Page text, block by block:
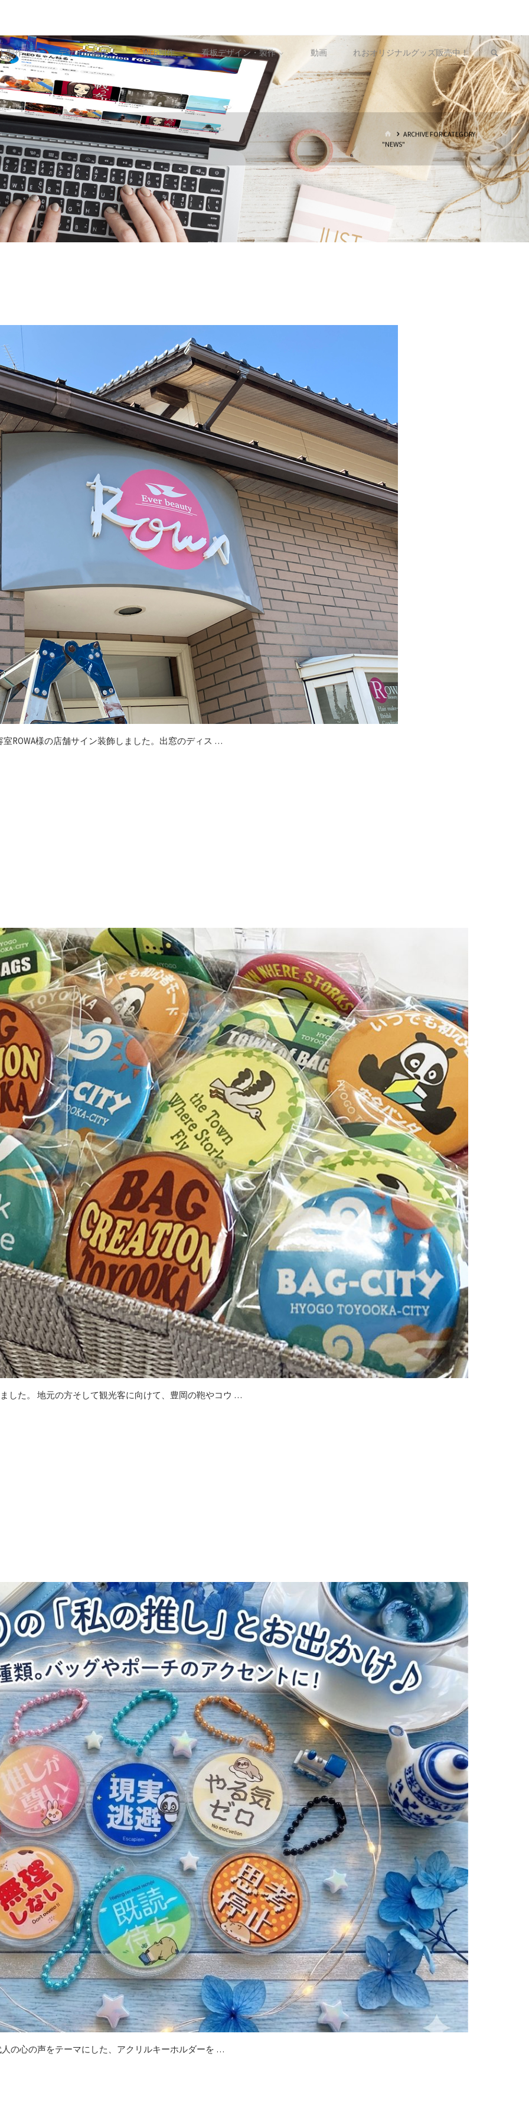
制作 デザイン制作 WEB制作 看板デザイン・製作 動画 れおオリジナルグッズ販売中！
ホ
ー
ARCHIVE FOR CATEGORY
"NEWS"
ROWA様の店舗サイン装飾しました。出窓のディス …
した。 地元の方そして観光客に向けて、豊岡の鞄やコウ …
の心の声をテーマにした、アクリルキーホルダーを …